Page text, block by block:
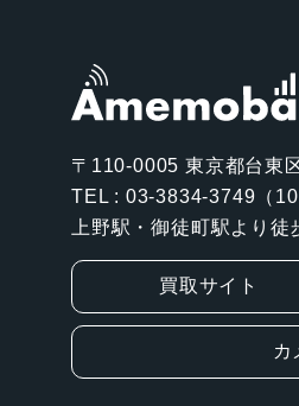
〒110-0005 東京都台東
TEL : 03-3834-3749（
上野駅・御徒町駅より
買取サイト
カ